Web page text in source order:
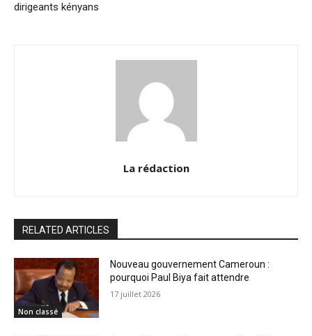
dirigeants kényans
La rédaction
RELATED ARTICLES
Non classé
Nouveau gouvernement Cameroun :
pourquoi Paul Biya fait attendre
17 juillet 2026